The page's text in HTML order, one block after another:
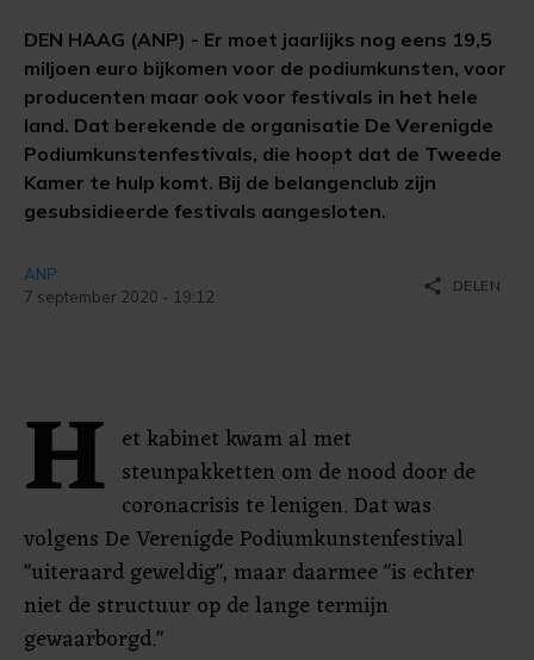
DEN HAAG (ANP) - Er moet jaarlijks nog eens 19,5
miljoen euro bijkomen voor de podiumkunsten, voor
producenten maar ook voor festivals in het hele
land. Dat berekende de organisatie De Verenigde
Podiumkunstenfestivals, die hoopt dat de Tweede
Kamer te hulp komt. Bij de belangenclub zijn
gesubsidieerde festivals aangesloten.
ANP
7 september 2020 - 19:12
share DELEN
H et kabinet kwam al met
steunpakketten om de nood door de
coronacrisis te lenigen. Dat was
volgens De Verenigde Podiumkunstenfestival
"uiteraard geweldig", maar daarmee "is echter
niet de structuur op de lange termijn
gewaarborgd."